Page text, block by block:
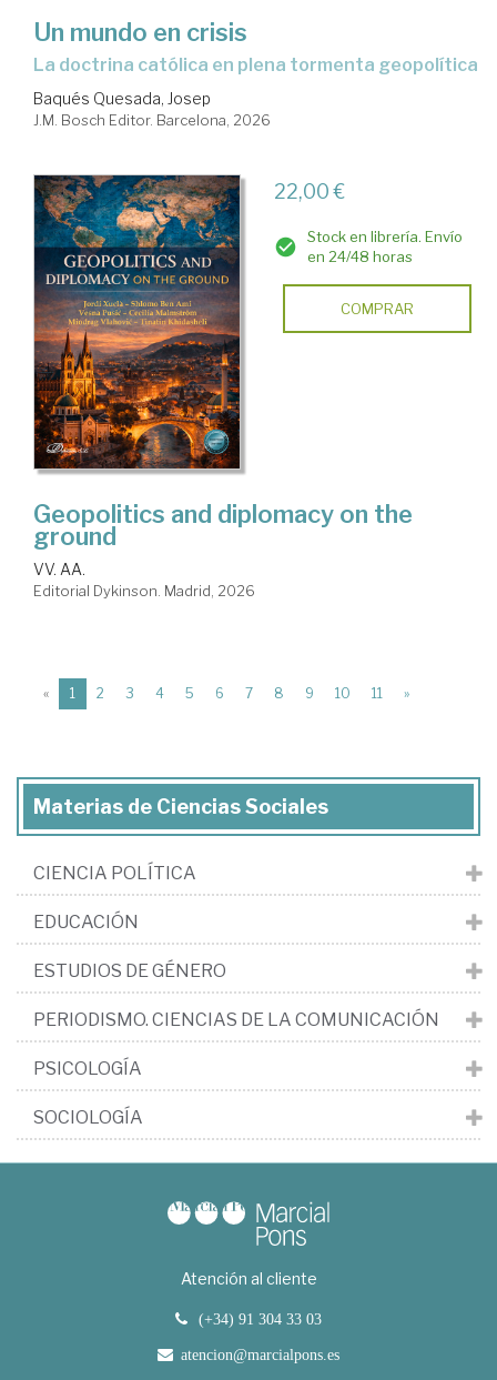
Un mundo en crisis
La doctrina católica en plena tormenta geopolítica
Baqués Quesada, Josep
J.M. Bosch Editor. Barcelona, 2026
22,00 €
Stock en librería. Envío
en 24/48 horas
COMPRAR
Geopolitics and diplomacy on the
ground
VV. AA.
Editorial Dykinson. Madrid, 2026
« 1 (current)
2 3 4 5 6 7 8 9 10 11 »
Materias de Ciencias Sociales
CIENCIA POLÍTICA
EDUCACIÓN
ESTUDIOS DE GÉNERO
PERIODISMO. CIENCIAS DE LA COMUNICACIÓN
PSICOLOGÍA
SOCIOLOGÍA
Atención al cliente
(+34) 91 304 33 03
atencion@marcialpons.es